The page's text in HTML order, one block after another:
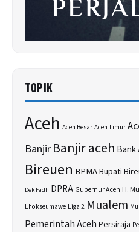
TOPIK
Aceh Aceh Besar Aceh Timur
BanjirBanjir aceh Bank
Bireuen BPMABupati
Dek Fadh DPRA Gubernur Aceh H.
Lhokseumawe Liga 2 Mualem
Pemerintah AcehPersiraja